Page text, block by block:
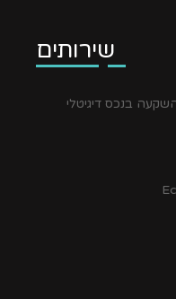
שירותים
השקעה בנכס דיגיטלי